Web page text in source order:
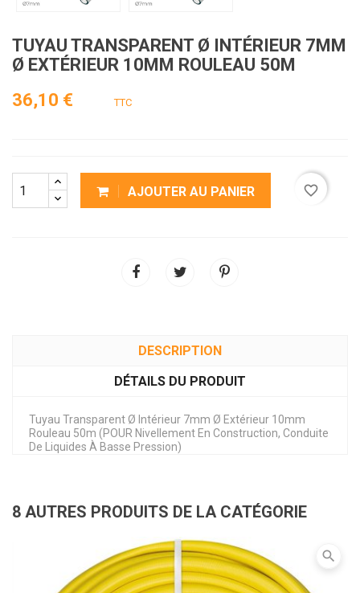
TUYAU TRANSPARENT Ø INTÉRIEUR 7MM
Ø EXTÉRIEUR 10MM ROULEAU 50M
36,10 €
TTC
AJOUTER AU PANIER favorite_border
DESCRIPTION
DÉTAILS DU PRODUIT
Tuyau Transparent Ø Intérieur 7mm Ø Extérieur 10mm
Rouleau 50m (POUR Nivellement En Construction, Conduite
De Liquides À Basse Pression)
8 AUTRES PRODUITS DE LA CATÉGORIE
search